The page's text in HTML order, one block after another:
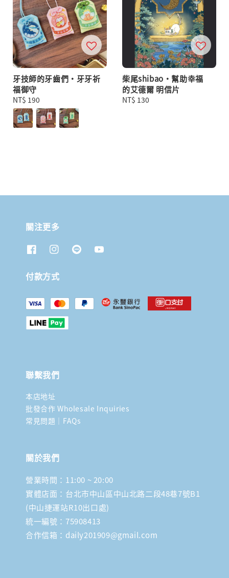
牙技師的牙齒們・牙牙祈
福御守
Regular
price
NT$ 190
柴尾shibao・幫助幸福
的艾德爾 明信片
Regular
NT$ 130
關注更多
付款方式
聯繫我們
本店地址
批發合作 Wholesale Inquiries
常見問題｜FAQs
關於我們
營業時間：11:00 ~ 20:00
實體店面：台北市中山區中山北路二段48巷7號B1
(中山捷運站R10出口處)
統一編號：75908413
合作信箱：daily201909@gmail.com